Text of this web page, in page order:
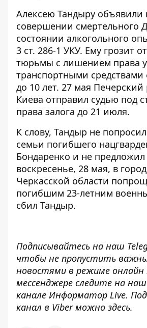
Алексею Тандыру объявили
совершении смертельного
состоянии алкогольного
3 ст. 286-1 УКУ. Ему грозит
тюрьмы с лишением права
транспортными средствами
до 10 лет. 27 мая
Киева отправил судью под
права залога до 21 июля.
К слову, Тандыр не
семьи погибшего
Бондаренко и не
воскресенье, 28 мая, в
Черкасской области
погибшим 23-летним
сбил Тандыр.
Подписывайтесь на наш
чтобы не пропустить
новостями в режиме онлайн
мессенджере следите на
канале Информатор Live.
канал в Viber можно здесь.